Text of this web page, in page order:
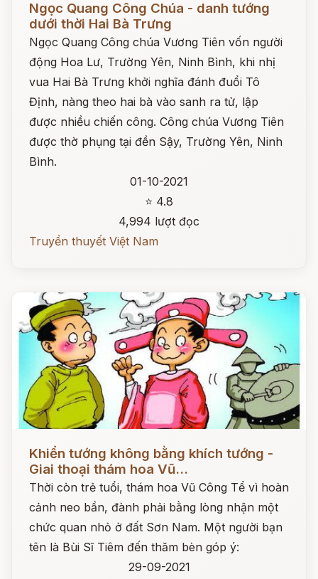
Ngọc Quang Công Chúa - danh tướng
dưới thời Hai Bà Trưng
Ngọc Quang Công chúa Vương Tiên vốn người
động Hoa Lư, Trường Yên, Ninh Bình, khi nhị
vua Hai Bà Trưng khởi nghĩa đánh đuổi Tô
Định, nàng theo hai bà vào sanh ra tử, lập
được nhiều chiến công. Công chúa Vương Tiên
được thờ phụng tại đền Sậy, Trường Yên, Ninh
Bình.
01-10-2021
⭐ 4.8
4,994 lượt đọc
Truyền thuyết Việt Nam
Đọc ngay
Khiển tướng không bằng khích tướng -
Giai thoại thám hoa Vũ...
Thời còn trẻ tuổi, thám hoa Vũ Công Tể vì hoàn
cảnh neo bần, đành phải bằng lòng nhận một
chức quan nhỏ ở đất Sơn Nam. Một người bạn
tên là Bùi Sĩ Tiêm đến thăm bèn góp ý:
29-09-2021